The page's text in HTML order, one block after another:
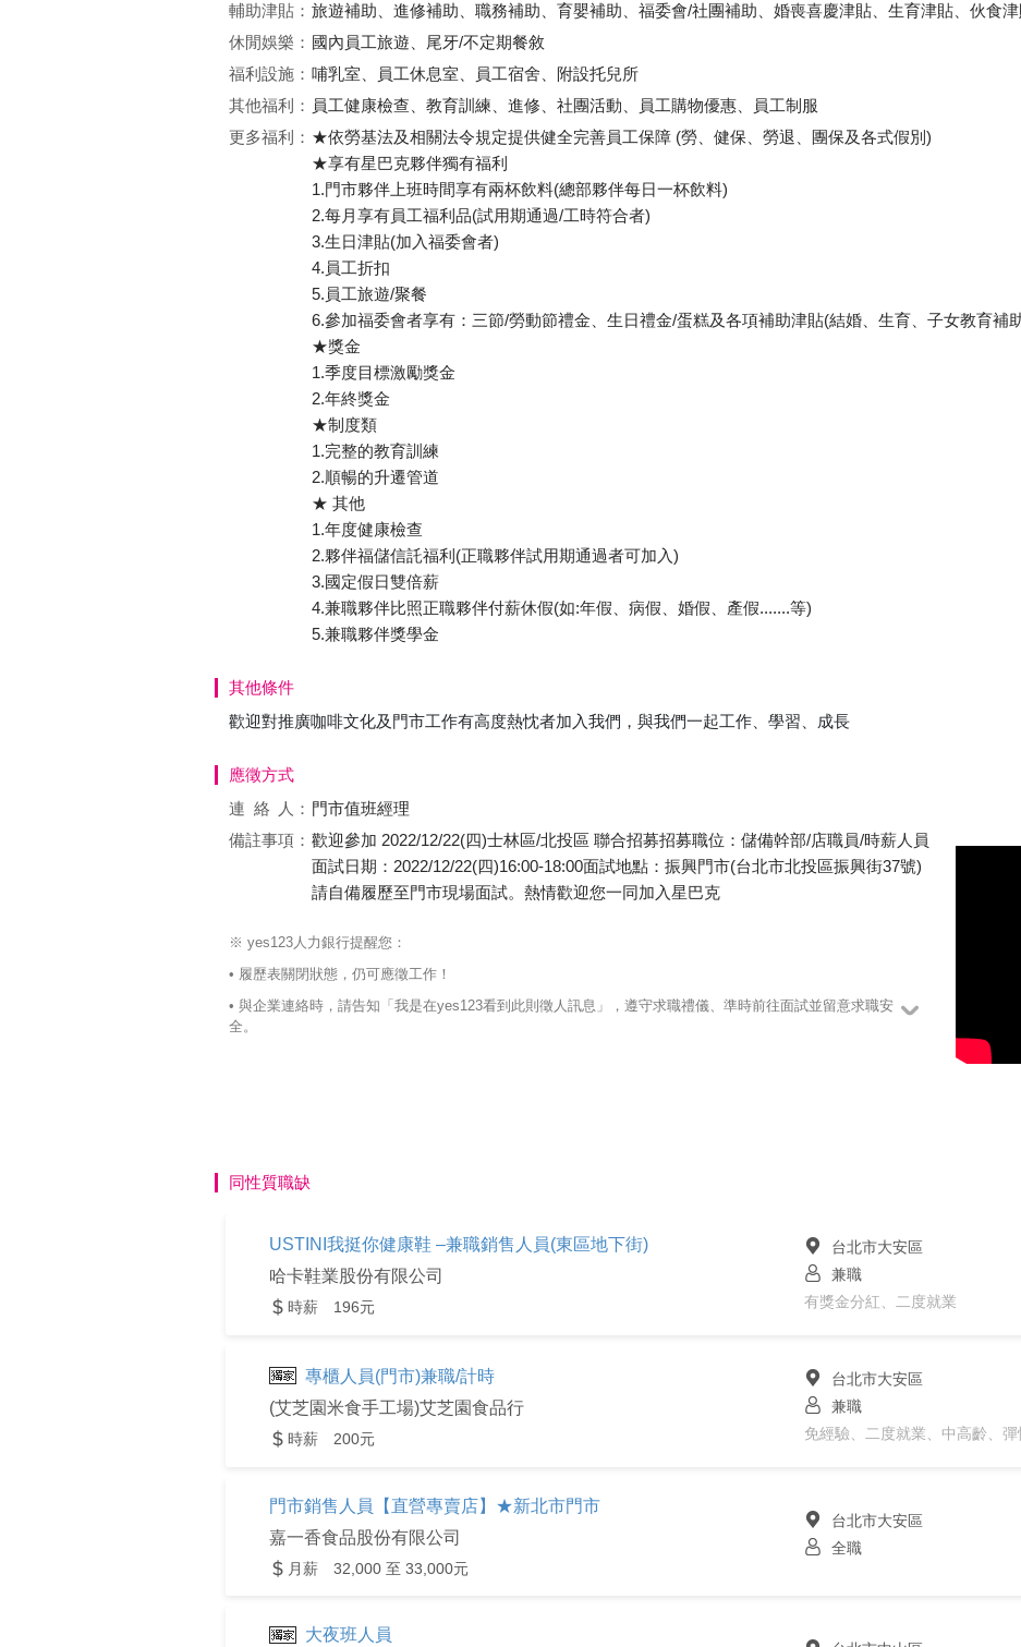
輔助津貼： 旅遊補助、進修補助、職務補助、育嬰補助、福委會/社團補助、婚喪喜慶津貼、生育津貼、伙食
休閒娛樂： 國內員工旅遊、尾牙/不定期餐敘
福利設施： 哺乳室、員工休息室、員工宿舍、附設托兒所
其他福利： 員工健康檢查、教育訓練、進修、社團活動、員工購物優惠、員工制服
更多福利： ★依勞基法及相關法令規定提供健全完善員工保障 (勞、健保、勞退、團保及各式假別)
★享有星巴克夥伴獨有福利
1.門市夥伴上班時間享有兩杯飲料(總部夥伴每日一杯飲料)
2.每月享有員工福利品(試用期通過/工時符合者)
3.生日津貼(加入福委會者)
4.員工折扣
5.員工旅遊/聚餐
6.參加福委會者享有：三節/勞動節禮金、生日禮金/蛋糕及各項補助津貼(結婚、生育、子女教育補
★獎金
1.季度目標激勵獎金
2.年終獎金
★制度類
1.完整的教育訓練
2.順暢的升遷管道
★ 其他
1.年度健康檢查
2.夥伴福儲信託福利(正職夥伴試用期通過者可加入)
3.國定假日雙倍薪
4.兼職夥伴比照正職夥伴付薪休假(如:年假、病假、婚假、產假.......等)
5.兼職夥伴獎學金
其他條件
歡迎對推廣咖啡文化及門市工作有高度熱忱者加入我們，與我們一起工作、學習、成長
應徵方式
連絡
人： 門市值班經理
備註事項： 歡迎參加 2022/12/22(四)士林區/北投區 聯合招募招募職位：儲備幹部/店職員/時薪人員
面試日期：2022/12/22(四)16:00-18:00面試地點：振興門市(台北市北投區振興街37號)
請自備履歷至門市現場面試。熱情歡迎您一同加入星巴克
※ yes123人力銀行提醒您：
• 履歷表關閉狀態，仍可應徵工作！
• 與企業連絡時，請告知「我是在yes123看到此則徵人訊息」，遵守求職禮儀、準時前往面試並留意求職安
全。
同性質職缺
USTINI我挺你健康鞋 –兼職銷售人員(東區地下街)
哈卡鞋業股份有限公司
時薪 196元
台北市大安區
兼職
有獎金分紅、二度就業
專櫃人員(門市)兼職/計時
(艾芝園米食手工場)艾芝園食品行
時薪 200元
台北市大安區
兼職
免經驗、二度就業、中高齡、
門市銷售人員【直營專賣店】★新北市門市
嘉一香食品股份有限公司
月薪 32,000 至 33,000元
台北市大安區
全職
大夜班人員